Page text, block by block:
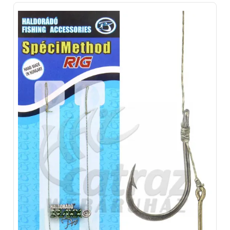
horgászcikkek társulnak.
method kosár és horgászcikktalálható, ami egy jó feeder
horgászathoz szükséges. Természetesen ezeket is megtalálod a
horgász webáruház kínálatában.
Haldorádó termékek sora kiegészül számos aromával
legnépszerűbb aCSL hidegvízi aromacsalád
, amely alkohol
tartalmával a hideg vizek népszerű adaléka. Népszerűségét
köszönheti a bőséges ízvilágnak. Minden évszaknak megvannak a
megfelelő típusai. Hideg vízben érdemes a gyümölcsös ízvilágú,
édes aromákkal bekeverni az etetőanyagot, micropelletet. A
nyári melegben aSpéciAdditive aromák büdös, erjesztett
ízvilágaa nyerő.Minden Haldorádó aroma PVA barát, így
használható a népszerű PVA tasakos technikával.
A csalik, és etetőanyagok mellett ki kell emelni a Haldorádó
feeder horgászfelszereléseket . Számos feeder zsinór található
a Haldorádó termékei között, amik kifejezetten a fenekező
horgászathoz készültek és kiválóan süllyednek. A